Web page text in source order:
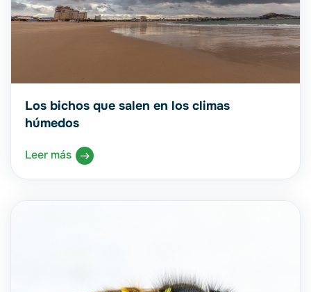
Los bichos que salen en los climas
húmedos
Leer más